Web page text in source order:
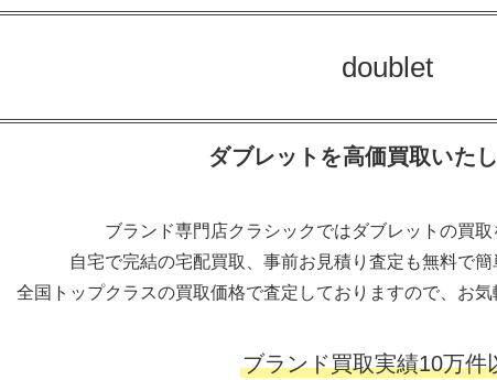
doublet
ダブレットを高価買取いたし
ブランド専門店クラシックではダブレットの買取
自宅で完結の宅配買取、事前お見積り査定も無料で簡
全国トップクラスの買取価格で査定しておりますので、お気
ブランド買取実績10万件